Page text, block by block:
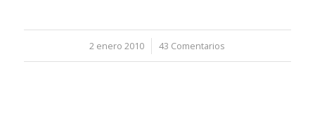
2 enero 2010
/ 43 Comentarios